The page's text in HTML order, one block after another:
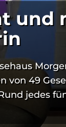
und
von 49
jedes